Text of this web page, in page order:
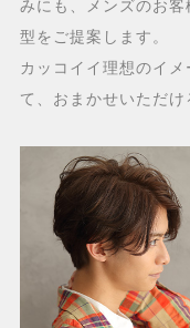
みにも、メンズのお
型をご提案します。
カッコイイ理想のイ
て、おまかせいただけ